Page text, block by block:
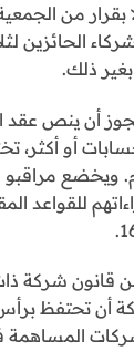
بقرار من
الحائزين
ذلك.
أن ينص عقد
أو أكثر،
ويخضع
للقواعد
قانون شركة
أن تحتفظ
المساهمة في